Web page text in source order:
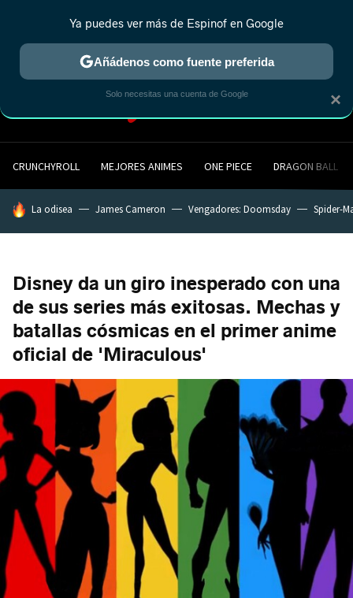
CRUNCHYROLL MEJORES ANIMES ONE PIECE DRAGON BALL
HOY SE HABLA DE
La odisea James Cameron Vengadores: Doomsday Spider-
Disney da un giro inesperado con una
de sus series más exitosas. Mechas y
batallas cósmicas en el primer anime
oficial de 'Miraculous'
×
Ya puedes ver más de Espinof en Google
Añádenos como fuente preferida
Solo necesitas una cuenta de Google